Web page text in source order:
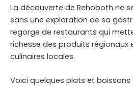
La découverte de Rehoboth ne
sans une exploration de sa
regorge de restaurants qui
richesse des produits régionaux
culinaires locales.
Voici quelques plats et